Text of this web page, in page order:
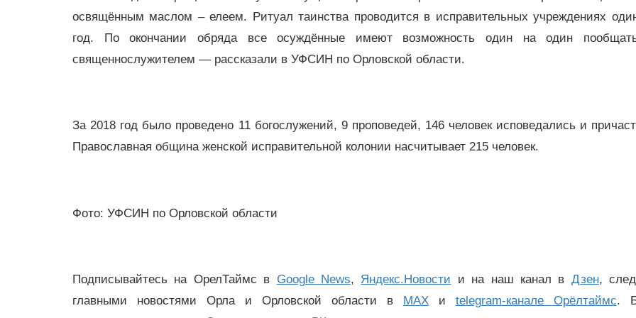
освящённым маслом – елеем. Ритуал таинства проводится в исправительных учреждениях
год. По окончании обряда все осуждённые имеют возможность один на один
священнослужителем — рассказали в УФСИН по Орловской области.
За 2018 год было проведено 11 богослужений, 9 проповедей, 146 человек исповедались и
Православная община женской исправительной колонии насчитывает 215 человек.
Фото: УФСИН по Орловской области
Подписывайтесь на ОрелТаймс в Google News, Яндекс.Новости и на наш канал в Дзен,
главными новостями Орла и Орловской области в
MAXи telegram-канале Орёлтаймс.